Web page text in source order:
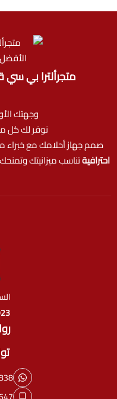
متجرألترا بي
وجهتك
نوفر لك كل
صمم جهاز أحلامك مع
احترافية